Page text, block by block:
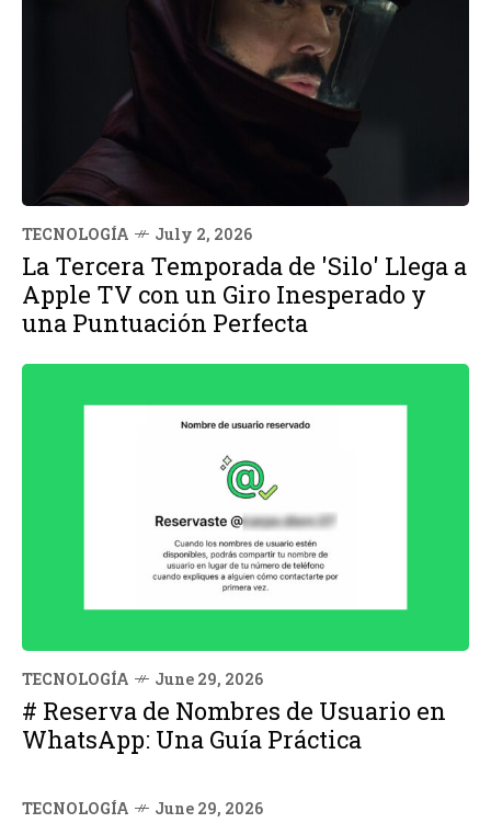
TECNOLOGÍA July 2, 2026
La Tercera Temporada de 'Silo' Llega a
Apple TV con un Giro Inesperado y
una Puntuación Perfecta
TECNOLOGÍA June 29, 2026
# Reserva de Nombres de Usuario en
WhatsApp: Una Guía Práctica
TECNOLOGÍA June 29, 2026